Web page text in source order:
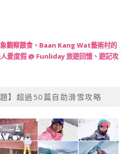
觀察餵食、Baan Kang Wat藝術村的
愛度假 @ Funliday 旅遊回憶、遊記攻
題】超過50篇自助滑雪攻略